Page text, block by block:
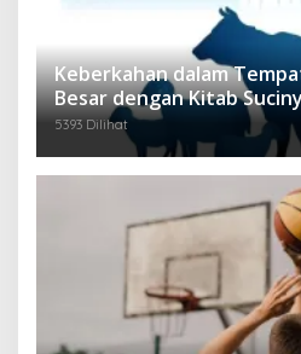
Keberkahan dalam
Besar dengan Kitab
5393 Dilihat